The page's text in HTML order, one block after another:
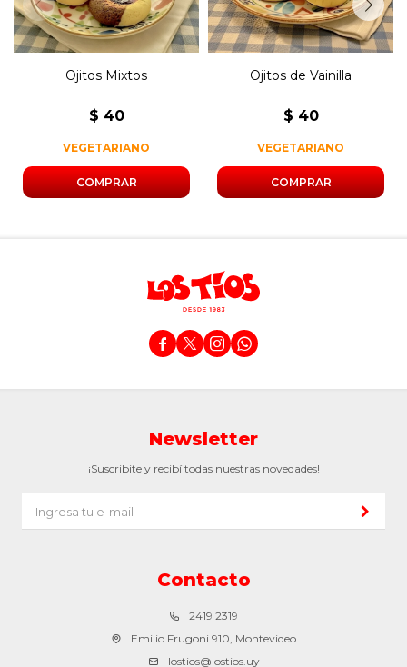
Ojitos Mixtos
$ 40
VEGETARIANO
Ojitos de Vainilla
$ 40
VEGETARIANO
   
Contacto
2419 2319
Emilio Frugoni 910, Montevideo
lostios@lostios.uy
Newsletter
¡Suscribite y recibí todas nuestras novedades!